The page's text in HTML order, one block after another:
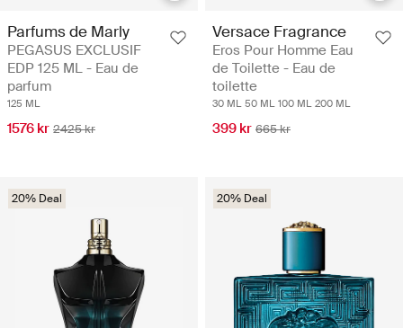
Parfums de Marly
PEGASUS EXCLUSIF
EDP 125 ML - Eau de
parfum
125 ML
1576 kr 2425 kr
Versace Fragrance
Eros Pour Homme Eau
de Toilette - Eau de
toilette
30 ML 50 ML 100 ML 200 ML
399 kr 665 kr
20% Deal 20% Deal